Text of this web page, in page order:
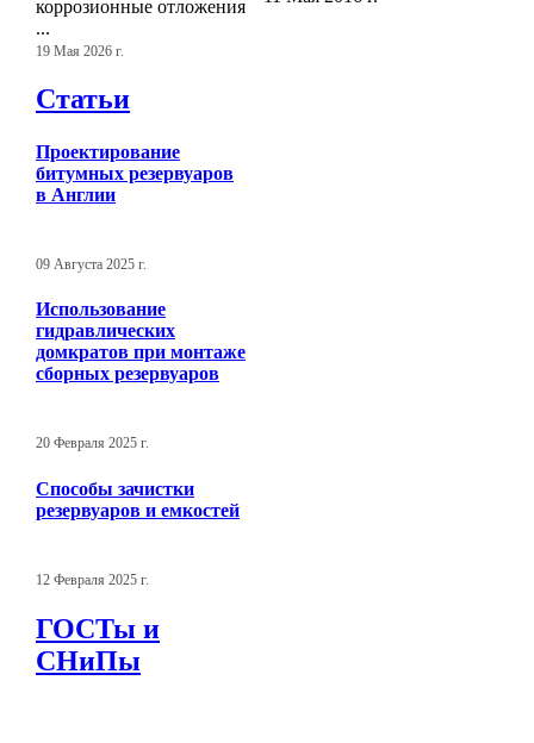
коррозионные отложения
...
19 Мая 2026 г.
Статьи
Проектирование
битумных резервуаров
в Англии
09 Августа 2025 г.
Использование
гидравлических
домкратов при монтаже
сборных резервуаров
20 Февраля 2025 г.
Способы зачистки
резервуаров и емкостей
12 Февраля 2025 г.
ГОСТы и
СНиПы